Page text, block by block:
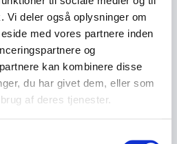
Vi deler også oplysninger om
med vores partnere inden
og
kan kombinere disse
du har givet dem, eller som
af deres tjenester.
eller en temadag om
en oplevelse, der
folk til at grine, men
opdage, hvorfor humor er
når vi skal arbejde